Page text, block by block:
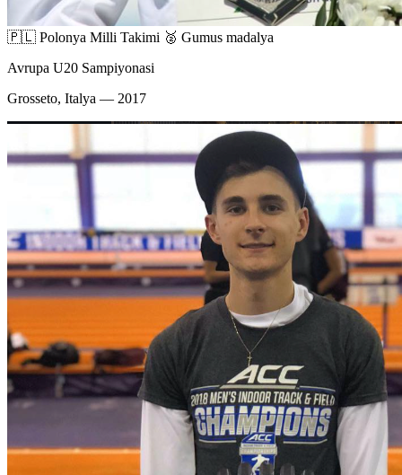
🇵🇱 Polonya Milli Takimi 🥈 Gumus madalya
Avrupa U20 Sampiyonasi
Grosseto, Italya — 2017